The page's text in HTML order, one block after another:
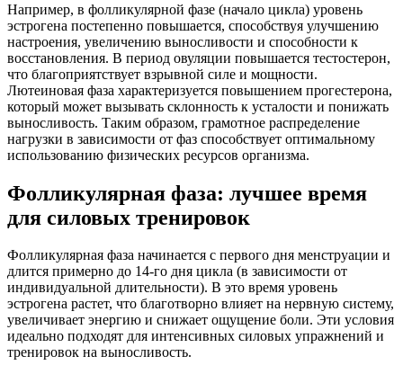
Например, в фолликулярной фазе (начало цикла) уровень
эстрогена постепенно повышается, способствуя улучшению
настроения, увеличению выносливости и способности к
восстановления. В период овуляции повышается тестостерон,
что благоприятствует взрывной силе и мощности.
Лютеиновая фаза характеризуется повышением прогестерона,
который может вызывать склонность к усталости и понижать
выносливость. Таким образом, грамотное распределение
нагрузки в зависимости от фаз способствует оптимальному
использованию физических ресурсов организма.
Фолликулярная фаза: лучшее время
для силовых тренировок
Фолликулярная фаза начинается с первого дня менструации и
длится примерно до 14-го дня цикла (в зависимости от
индивидуальной длительности). В это время уровень
эстрогена растет, что благотворно влияет на нервную систему,
увеличивает энергию и снижает ощущение боли. Эти условия
идеально подходят для интенсивных силовых упражнений и
тренировок на выносливость.